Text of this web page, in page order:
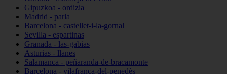
Gipuzkoa - ordizia
Madrid - parla
Barcelona - castellet-i-la-gornal
Sevilla - espartinas
Granada - las-gabias
Asturias - llanes
Salamanca - peñaranda-de-bracamonte
Barcelona - vilafranca-del-penedès